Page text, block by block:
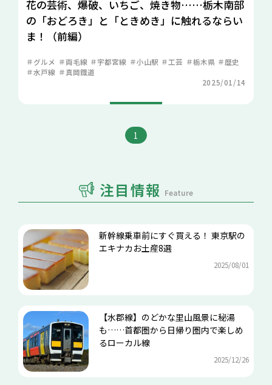
花の芸術、爆破、いちご、焼き物……栃木南部
の「おどろき」と「ときめき」に触れるならい
ま！（前編）
グルメ 両毛線 宇都宮線 小山駅 工芸 栃木県
歴史
水戸線
真岡鐡道
2025/01/14
1
注目情報 Feature
新幹線乗車前にすぐ買える！ 東京駅の
エキナカお土産8選
2025/08/01
【水郡線】のどかな里山風景に秘湯
も……首都圏から日帰り圏内で楽しめ
るローカル線
2025/12/26